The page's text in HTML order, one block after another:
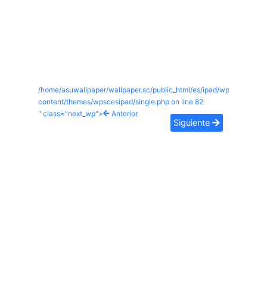
/home/asuwallpaper/wallpaper.sc/public_html/es/ipad/wp-
content/themes/wpscesipad/single.php on line 82
" class="next_wp">
Anterior
Siguiente